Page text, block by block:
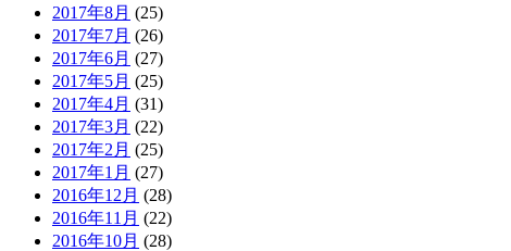
2017年8月 (25)
2017年7月 (26)
2017年6月 (27)
2017年5月 (25)
2017年4月 (31)
2017年3月 (22)
2017年2月 (25)
2017年1月 (27)
2016年12月 (28)
2016年11月 (22)
2016年10月 (28)